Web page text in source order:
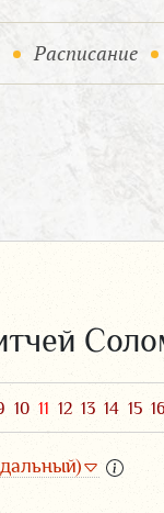
(current)
Расписание
10 11 12 13 14 15 16